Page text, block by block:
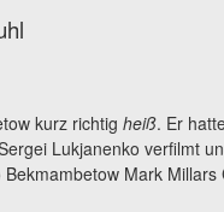
kurz richtig heiß. Er
Lukjanenko verfilmt
Mark Millars